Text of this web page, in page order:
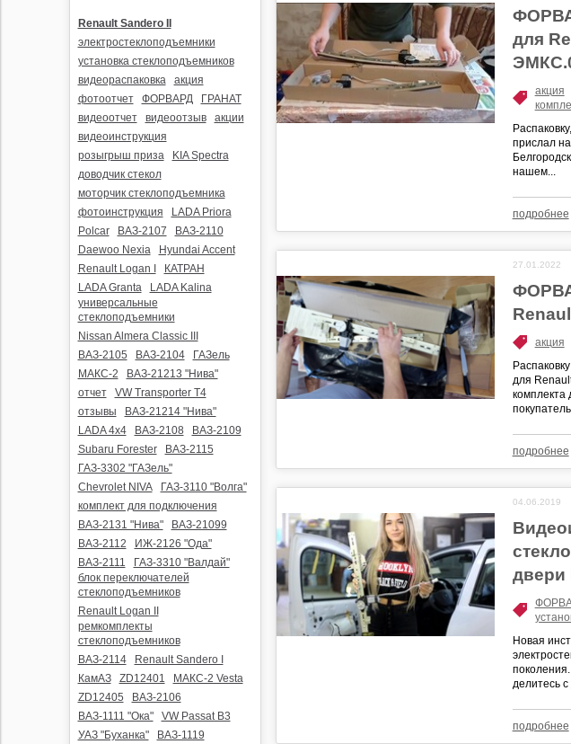
Renault Sandero II
электростеклоподъемники
установка стеклоподъемников
видеораспаковка
акция
фотоотчет
ФОРВАРД
ГРАНАТ
видеоотчет
видеоотзыв
акции
видеоинструкция
розыгрыш приза
KIA Spectra
доводчик стекол
моторчик стеклоподъемника
фотоинструкция
LADA Priora
Polcar
ВАЗ-2107
ВАЗ-2110
Daewoo Nexia
Hyundai Accent
Renault Logan I
КАТРАН
LADA Granta
LADA Kalina
универсальные
стеклоподъемники
Nissan Almera Classic III
ВАЗ-2105
ВАЗ-2104
ГАЗель
МАКС-2
ВАЗ-21213 "Нива"
отчет
VW Transporter T4
отзывы
ВАЗ-21214 "Нива"
LADA 4x4
ВАЗ-2108
ВАЗ-2109
Subaru Forester
ВАЗ-2115
ГАЗ-3302 "ГАЗель"
Chevrolet NIVA
ГАЗ-3110 "Волга"
комплект для подключения
ВАЗ-2131 "Нива"
ВАЗ-21099
ВАЗ-2112
ИЖ-2126 "Ода"
ВАЗ-2111
ГАЗ-3310 "Валдай"
блок переключателей
стеклоподъемников
Renault Logan II
ремкомплекты
стеклоподъемников
ВАЗ-2114
Renault Sandero I
КамАЗ
ZD12401
МАКС-2 Vesta
ZD12405
ВАЗ-2106
ВАЗ-1111 "Ока"
VW Passat B3
УАЗ "Буханка"
ВАЗ-1119
для
акция
прислал
нашем...
подробнее
27.01.2022
акция
для
подробнее
04.06.2019
двери
Новая
делитесь с
подробнее